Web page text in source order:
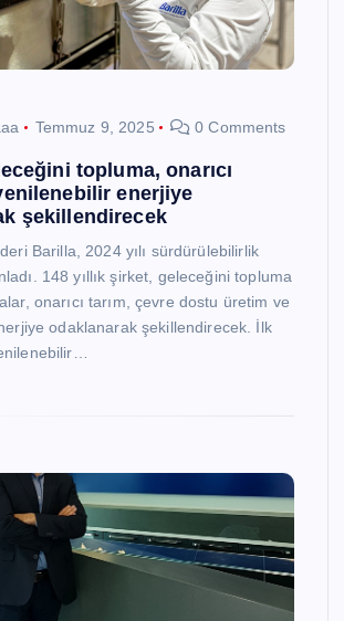
Temmuz 9, 2025 0 Comments
topluma, onarıcı
enerjiye
şekillendirecek
Barilla, 2024 yılı sürdürülebilirlik
148 yıllık şirket, geleceğini topluma
onarıcı tarım, çevre dostu üretim ve
odaklanarak şekillendirecek. İlk